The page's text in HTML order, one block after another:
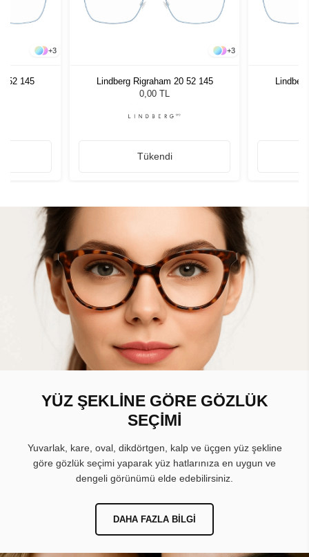
+3
52 145
+3
Lindberg Rigraham 20 52 145
0,00 TL
Tükendi
YÜZ ŞEKLİNE GÖRE GÖZLÜK
SEÇİMİ
Yuvarlak, kare, oval, dikdörtgen, kalp ve üçgen yüz şekline
göre gözlük seçimi yaparak yüz hatlarınıza en uygun ve
dengeli görünümü elde edebilirsiniz.
DAHA FAZLA BILGI